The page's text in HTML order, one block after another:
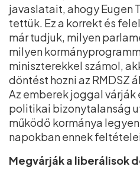
javaslatait, ahogy Eugen
tettük. Ez a korrekt és
már tudjuk, milyen
milyen
miniszterekkel számol,
döntést hozni az RMDSZ
Az emberek joggal várják
politikai bizonytalanság
működő kormánya
napokban ennek
Megvárják a liberálisok